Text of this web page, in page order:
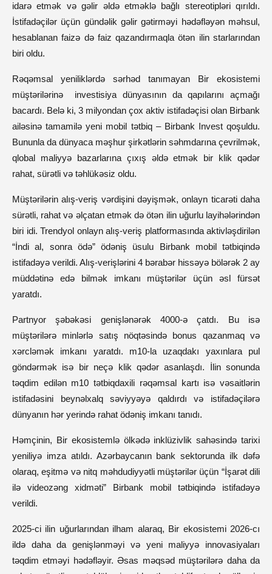
idarə etmək və gəlir əldə etməklə bağlı stereotipləri qırıldı.
İstifadəçilər üçün gündəlik gəlir gətirməyi hədəfləyən məhsul,
hesablanan faizə də faiz qazandırmaqla ötən ilin starlarından
biri oldu.
Rəqəmsal yeniliklərdə sərhəd tanımayan Bir ekosistemi
müştərilərinə investisiya dünyasının da qapılarını açmağı
bacardı. Belə ki, 3 milyondan çox aktiv istifadəçisi olan Birbank
ailəsinə tamamilə yeni mobil tətbiq – Birbank Invest qoşuldu.
Bununla da dünyaca məşhur şirkətlərin səhmdarına çevrilmək,
qlobal maliyyə bazarlarına çıxış əldə etmək bir klik qədər
rahat, sürətli və təhlükəsiz oldu.
Müştərilərin alış-veriş vərdişini dəyişmək, onlayn ticarəti daha
sürətli, rahat və əlçatan etmək də ötən ilin uğurlu layihələrindən
biri idi. Trendyol onlayn alış-veriş platformasında aktivləşdirilən
“İndi al, sonra ödə” ödəniş üsulu Birbank mobil tətbiqində
istifadəyə verildi. Alış-verişlərini 4 bərabər hissəyə bölərək 2 ay
müddətinə edə bilmək imkanı müştərilər üçün əsl fürsət
yaratdı.
Partnyor şəbəkəsi genişlənərək 4000-ə çatdı. Bu isə
müştərilərə minlərlə satış nöqtəsində bonus qazanmaq və
xərcləmək imkanı yaratdı. m10-la uzaqdakı yaxınlara pul
göndərmək isə bir neçə klik qədər asanlaşdı. İlin sonunda
təqdim edilən m10 tətbiqdaxili rəqəmsal kartı isə vəsaitlərin
istifadəsini beynəlxalq səviyyəyə qaldırdı və istifadəçilərə
dünyanın hər yerində rahat ödəniş imkanı tanıdı.
Həmçinin, Bir ekosistemlə ölkədə inklüzivlik sahəsində tarixi
yeniliyə imza atıldı. Azərbaycanın bank sektorunda ilk dəfə
olaraq, eşitmə və nitq məhdudiyyətli müştərilər üçün “İşarət dili
ilə videozəng xidməti” Birbank mobil tətbiqində istifadəyə
verildi.
2025-ci ilin uğurlarından ilham alaraq, Bir ekosistemi 2026-cı
ildə daha da genişlənməyi və yeni maliyyə innovasiyaları
təqdim etməyi hədəfləyir. Əsas məqsəd müştərilərə daha da